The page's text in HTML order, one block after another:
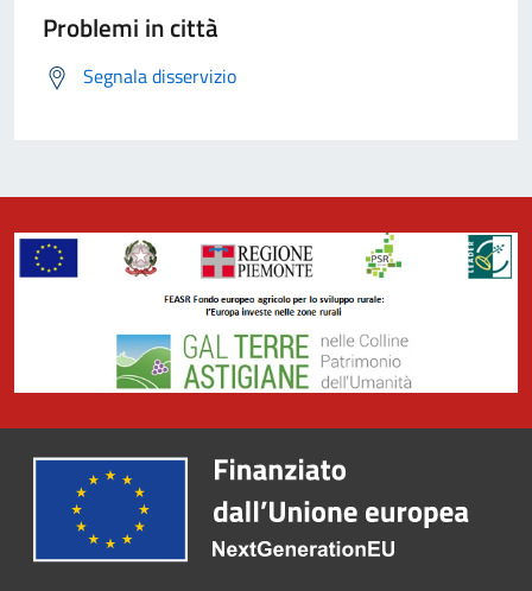
Problemi in città
Segnala disservizio